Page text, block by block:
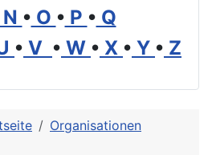
N • O • P • Q
• V • W • X • Y • Z
Organisationen